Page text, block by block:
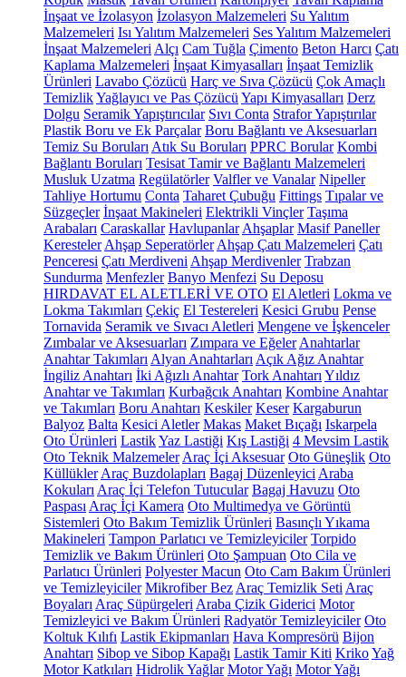
İnşaat ve İzolasyon İzolasyon Malzemeleri Su Yalıtım
Malzemeleri Isı Yalıtım Malzemeleri Ses Yalıtım Malzemeleri
İnşaat Malzemeleri Alçı Cam Tuğla Çimento Beton Harcı Çatı
Kaplama Malzemeleri İnşaat Kimyasalları İnşaat Temizlik
Ürünleri Lavabo Çözücü Harç ve Sıva Çözücü Çok Amaçlı
TemizlikYağlayıcı ve Pas Çözücü Yapı Kimyasalları Derz
Dolgu Seramik Yapıştırıcılar Sıvı Conta Strafor Yapıştırılar
Plastik Boru ve Ek Parçalar Boru Bağlantı ve Aksesuarları
Temiz Su Boruları Atık Su Boruları PPRC Borular Kombi
Bağlantı Boruları Tesisat Tamir ve Bağlantı Malzemeleri
Musluk Uzatma Regülatörler Valfler ve Vanalar Nipeller
Tahliye Hortumu Conta Taharet Çubuğu Fittings Tıpalar ve
Süzgeçler İnşaat Makineleri Elektrikli Vinçler Taşıma
Arabaları Caraskallar Havlupanlar Ahşaplar Masif Paneller
Keresteler Ahşap Seperatörler Ahşap Çatı Malzemeleri Çatı
Penceresi Çatı Merdiveni Ahşap Merdivenler Trabzan
Sundurma Menfezler Banyo Menfezi Su Deposu
HIRDAVAT EL ALETLERİ VE OTO El Aletleri Lokma ve
Lokma Takımları Çekiç El Testereleri Kesici Grubu Pense
Tornavida Seramik ve Sıvacı Aletleri Mengene ve İşkenceler
Zımbalar ve Aksesuarları Zımpara ve Eğeler Anahtarlar
Anahtar Takımları Alyan Anahtarları Açık Ağız Anahtar
İngiliz Anahtarı İki Ağızlı Anahtar Tork Anahtarı Yıldız
Anahtar ve Takımları Kurbağcık Anahtarı Kombine Anahtar
ve Takımları Boru Anahtarı Keskiler Keser Kargaburun
Balyoz Balta Kesici Aletler Makas Maket Bıçağı Iskarpela
Oto Ürünleri LastikYaz Lastiği Kış Lastiği 4 Mevsim Lastik
Oto Teknik Malzemeler Araç İçi Aksesuar Oto Güneşlik Oto
Küllükler Araç Buzdolapları Bagaj Düzenleyici Araba
Kokuları Araç İçi Telefon Tutucular Bagaj Havuzu Oto
Paspası Araç İçi Kamera Oto Multimedya ve Görüntü
Sistemleri Oto Bakım Temizlik Ürünleri Basınçlı Yıkama
Makineleri Tampon Parlatıcı ve Temizleyiciler Torpido
Temizlik ve Bakım Ürünleri Oto Şampuan Oto Cila ve
Parlatıcı Ürünleri Polyester Macun Oto Cam Bakım Ürünleri
ve Temizleyiciler Mikrofiber Bez Araç Temizlik Seti Araç
Boyaları Araç Süpürgeleri Araba Çizik Giderici Motor
Temizleyici ve Bakım Ürünleri Radyatör Temizleyiciler Oto
Koltuk Kılıfı Lastik Ekipmanları Hava Kompresörü Bijon
Anahtarı Sibop ve Sibop Kapağı Lastik Tamir Kiti KrikoYağ
Motor Katkıları Hidrolik Yağlar Motor Yağı Motor Yağı